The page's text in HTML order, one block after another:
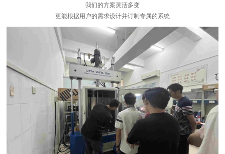
我们的方案灵活多变
更能根据用户的需求设计并订制专属的系统